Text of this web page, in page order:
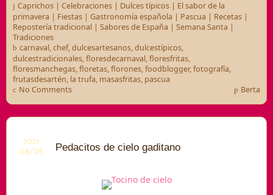
Caprichos| Celebraciones| Dulces típicos| El sabor de la
primavera | Fiestas | Gastronomía española | Pascua | Recetas |
Repostería tradicional | Sabores de España | Semana Santa |
Tradiciones
carnaval,chef,dulcesartesanos,dulcestípicos,
dulcestradicionales,floresdecarnaval,floresfritas,
floresmanchegas,floretas,florones,foodblogger,fotografía,
frutasdesartén, la trufa, masasfritas, pascua
No Comments
Berta
2021
04/28 Pedacitos de cielo gaditano